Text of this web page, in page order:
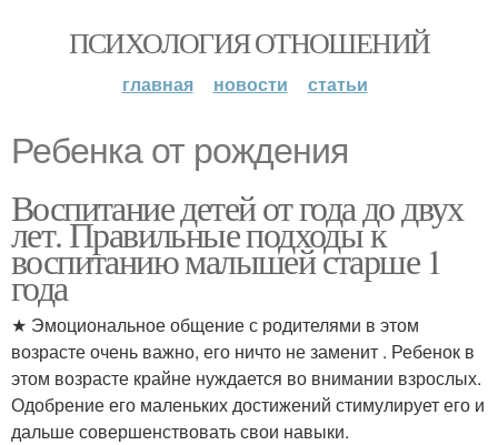
ПСИХОЛОГИЯ ОТНОШЕНИЙ
главная новости статьи
Ребенка от рождения
Воспитание детей от года до двух
лет. Правильные подходы к
воспитанию малышей старше 1
года
★ Эмоциональное общение с родителями в этом
возрасте очень важно, его ничто не заменит . Ребенок в
этом возрасте крайне нуждается во внимании взрослых.
Одобрение его маленьких достижений стимулирует его и
дальше совершенствовать свои навыки.